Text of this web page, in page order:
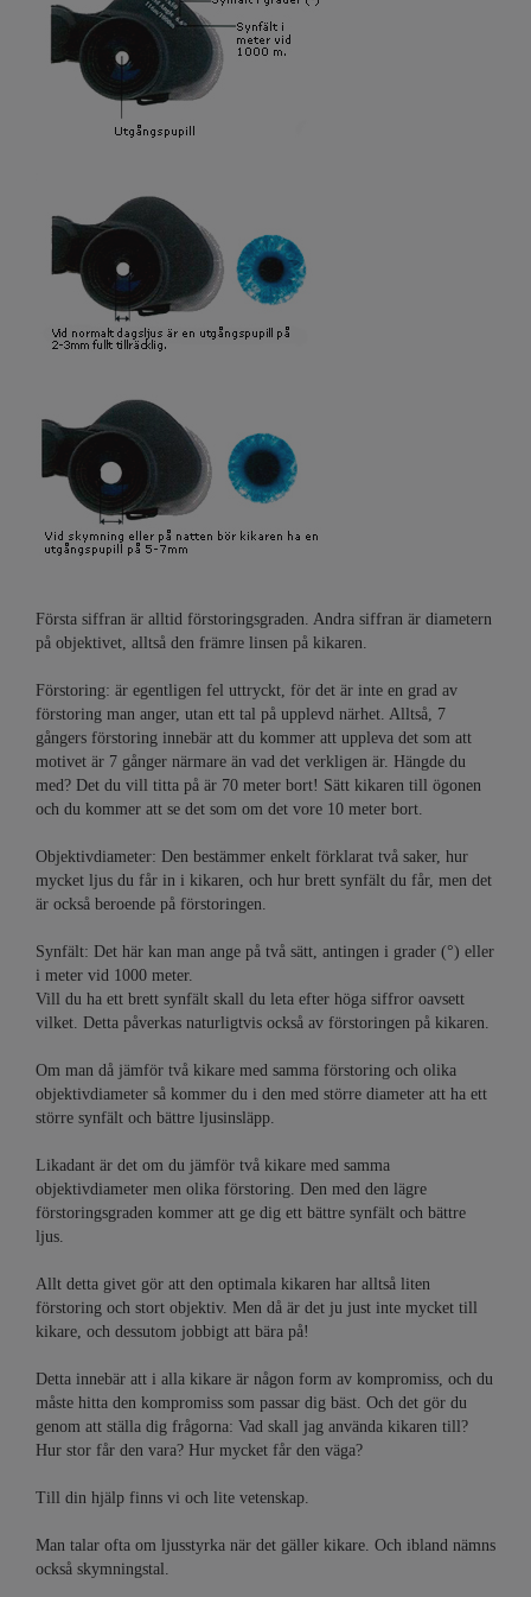
Första siffran är alltid förstoringsgraden. Andra siffran är diametern
på objektivet, alltså den främre linsen på kikaren.
Förstoring: är egentligen fel uttryckt, för det är inte en grad av
förstoring man anger, utan ett tal på upplevd närhet. Alltså, 7
gångers förstoring innebär att du kommer att uppleva det som att
motivet är 7 gånger närmare än vad det verkligen är. Hängde du
med? Det du vill titta på är 70 meter bort! Sätt kikaren till ögonen
och du kommer att se det som om det vore 10 meter bort.
Objektivdiameter: Den bestämmer enkelt förklarat två saker, hur
mycket ljus du får in i kikaren, och hur brett synfält du får, men det
är också beroende på förstoringen.
Synfält: Det här kan man ange på två sätt, antingen i grader (°) eller
i meter vid 1000 meter.
Vill du ha ett brett synfält skall du leta efter höga siffror oavsett
vilket. Detta påverkas naturligtvis också av förstoringen på kikaren.
Om man då jämför två kikare med samma förstoring och olika
objektivdiameter så kommer du i den med större diameter att ha ett
större synfält och bättre ljusinsläpp.
Likadant är det om du jämför två kikare med samma
objektivdiameter men olika förstoring. Den med den lägre
förstoringsgraden kommer att ge dig ett bättre synfält och bättre
ljus.
Allt detta givet gör att den optimala kikaren har alltså liten
förstoring och stort objektiv. Men då är det ju just inte mycket till
kikare, och dessutom jobbigt att bära på!
Detta innebär att i alla kikare är någon form av kompromiss, och du
måste hitta den kompromiss som passar dig bäst. Och det gör du
genom att ställa dig frågorna: Vad skall jag använda kikaren till?
Hur stor får den vara? Hur mycket får den väga?
Till din hjälp finns vi och lite vetenskap.
Man talar ofta om ljusstyrka när det gäller kikare. Och ibland nämns
också skymningstal.